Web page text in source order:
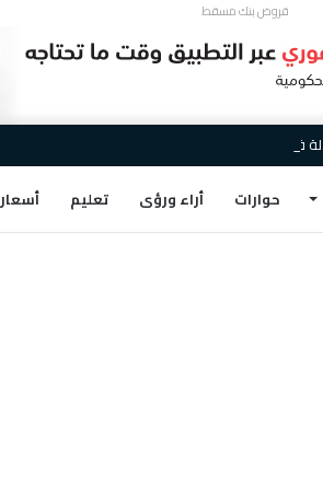
قروض بنك مسقط
حوارات أراء ورؤى تعليم أسعار